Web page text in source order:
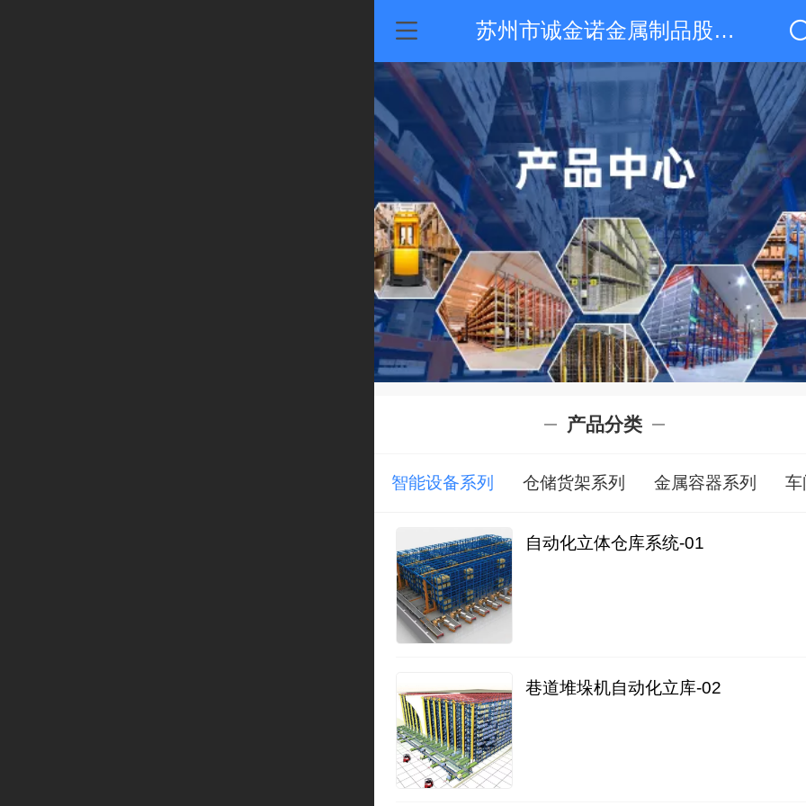
苏州市诚金诺金属制品股份有限公司
产品分类
智能设备系列 仓储货架系列 金属容器系列 车
自动化立体仓库系统-01
巷道堆垛机自动化立库-02